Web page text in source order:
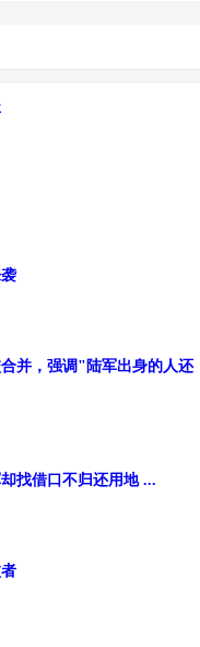
并，强调"陆军出身的人还
找借口不归还用地 ...